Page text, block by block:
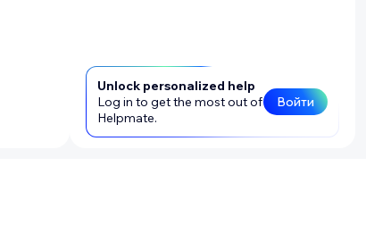
Unlock personalized help
Log in to get the most out of
Helpmate.
Войти